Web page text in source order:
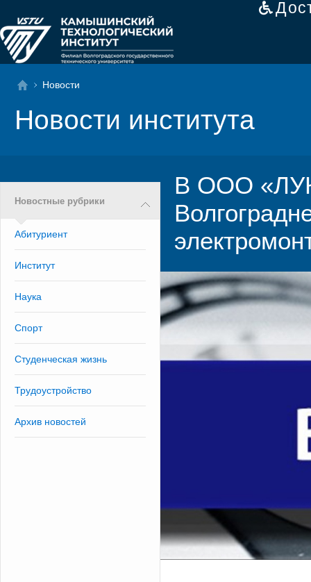
Новости
Новости института
Новостные рубрики
Абитуриент
Институт
Наука
Спорт
Студенческая жизнь
Трудоустройство
Архив новостей
В ООО